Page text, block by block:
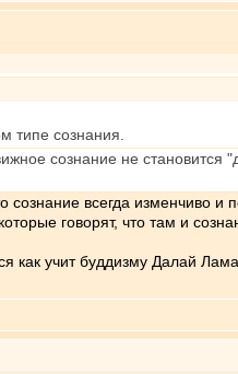
типе сознания.
сознание не становится
всегда изменчиво и
говорят, что там и
учит буддизму Далай